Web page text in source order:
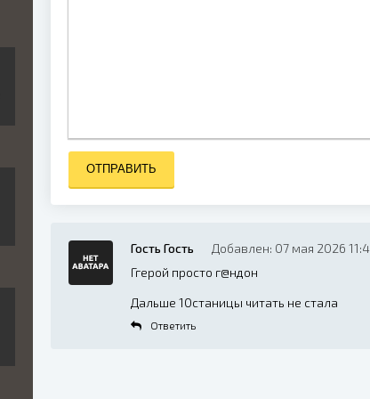
ОТПРАВИТЬ
Гость Гость
Добавлен: 07 мая 2026
Ггерой просто г@ндон
Дальше 10станицы читать не стала
Ответить